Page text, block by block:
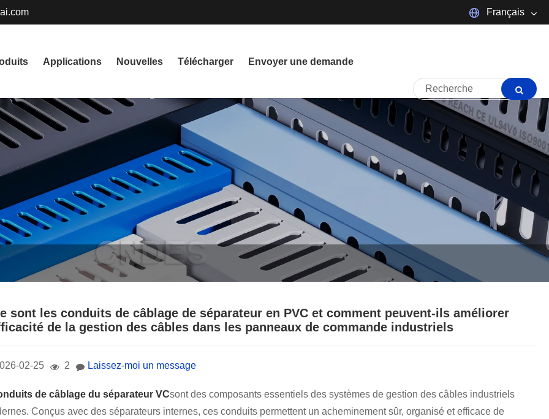
Français
русский Français
Italiano
Nederlands ภาษาไทย Polski
한국어
Svenska magyar
বাংলা ভাষার Suomi
हिन्दी Pilipino Türkçe
Gaeilge العربية
تمل český
Javanese
فارسی தமிழ்
Euskal Azərbaycan Slovenský jazyk
Applications Nouvelles Télécharger Envoyer une demande
sont les conduits de câblage de séparateur en PVC et comment peuvent-ils améliorer
de la gestion des câbles dans les panneaux de commande industriels
02-25 2 Laissez-moi un message
de câblage du séparateur VCsont des composants essentiels des systèmes de gestion des câbles industriels
Conçus avec des séparateurs internes, ces conduits permettent un acheminement sûr, organisé et efficace de